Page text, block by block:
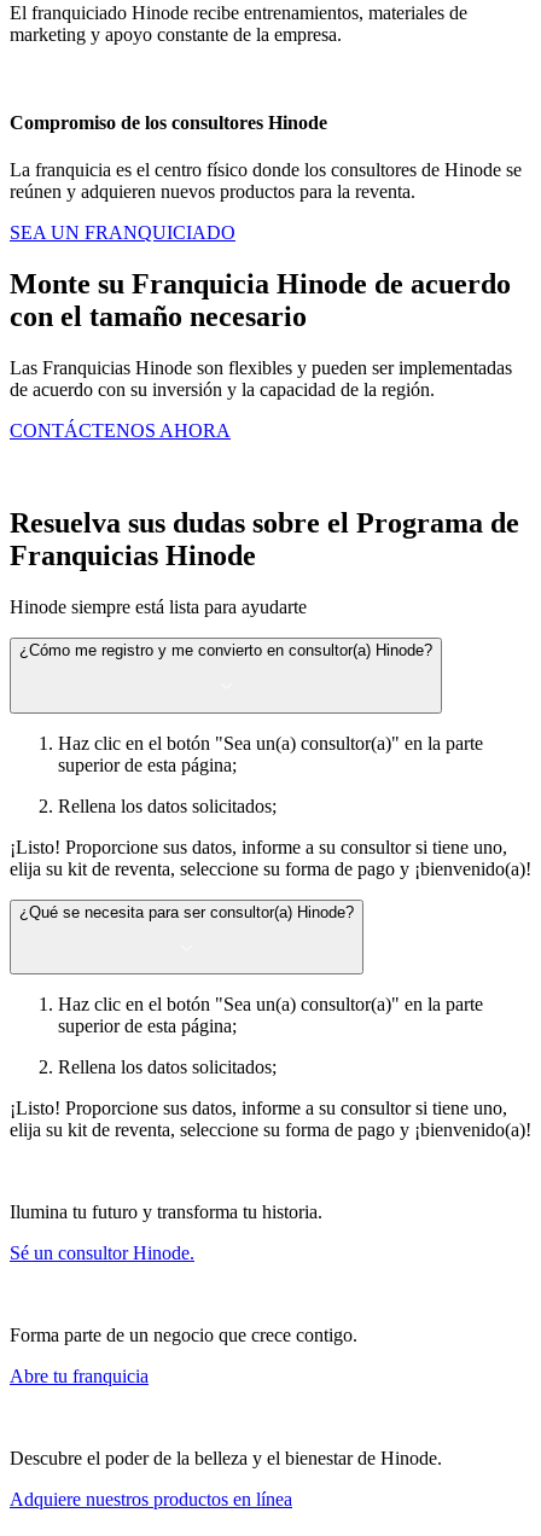
El franquiciado Hinode recibe entrenamientos, materiales de
marketing y apoyo constante de la empresa.
Compromiso de los consultores Hinode
La franquicia es el centro físico donde los consultores de Hinode se
reúnen y adquieren nuevos productos para la reventa.
SEA UN FRANQUICIADO
Monte su Franquicia Hinode de acuerdo
con el tamaño necesario
Las Franquicias Hinode son flexibles y pueden ser implementadas
de acuerdo con su inversión y la capacidad de la región.
CONTÁCTENOS AHORA
Resuelva sus dudas sobre el Programa de
Franquicias Hinode
Hinode siempre está lista para ayudarte
¿Cómo me registro y me convierto en consultor(a) Hinode?
Haz clic en el botón "Sea un(a) consultor(a)" en la parte
superior de esta página;
Rellena los datos solicitados;
¡Listo! Proporcione sus datos, informe a su consultor si tiene uno,
elija su kit de reventa, seleccione su forma de pago y ¡bienvenido(a)!
¿Qué se necesita para ser consultor(a) Hinode?
Haz clic en el botón "Sea un(a) consultor(a)" en la parte
superior de esta página;
Rellena los datos solicitados;
¡Listo! Proporcione sus datos, informe a su consultor si tiene uno,
elija su kit de reventa, seleccione su forma de pago y ¡bienvenido(a)!
Ilumina tu futuro y transforma tu historia.
Sé un consultor Hinode.
Forma parte de un negocio que crece contigo.
Abre tu franquicia
Descubre el poder de la belleza y el bienestar de Hinode.
Adquiere nuestros productos en línea